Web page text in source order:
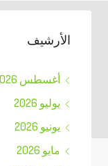
الأرشيف
أغسطس 2026
يوليو 2026
يونيو 2026
مايو 2026